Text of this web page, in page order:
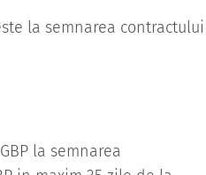
la semnarea contractului
la semnarea